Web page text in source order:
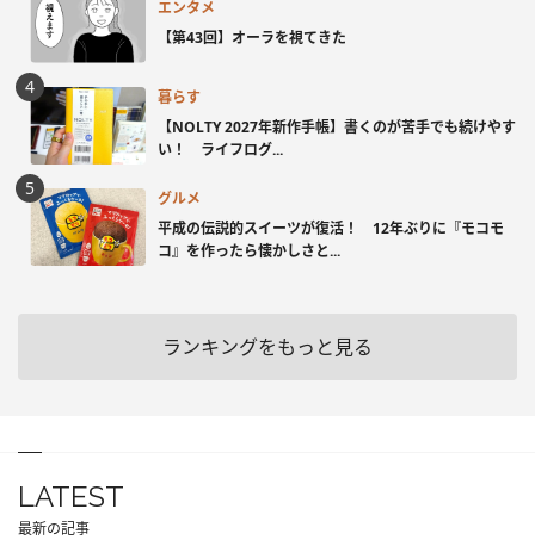
エンタメ
【第43回】オーラを視てきた
暮らす
【NOLTY 2027年新作手帳】書くのが苦手でも続けやす
い！ ライフログ...
グルメ
平成の伝説的スイーツが復活！ 12年ぶりに『モコモ
コ』を作ったら懐かしさと...
ランキングをもっと見る
LATEST
最新の記事